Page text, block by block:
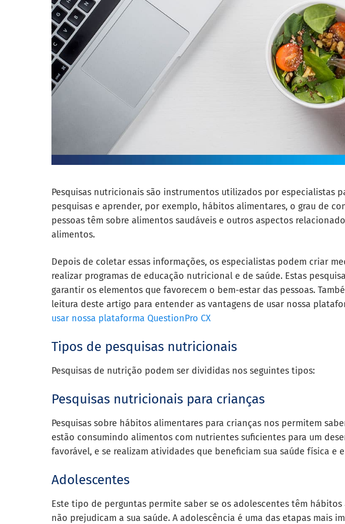
Pesquisas nutricionais são instrumentos utilizados por especialistas
pesquisas e aprender, por exemplo, hábitos alimentares, o grau de
pessoas têm sobre alimentos saudáveis e outros aspectos
alimentos.
Depois de coletar essas informações, os especialistas podem criar
realizar programas de educação nutricional e de saúde. Estas
garantir os elementos que favorecem o bem-estar das pessoas.
leitura deste artigo para entender as vantagens de usar nossa
usar nossa plataforma QuestionPro CX
Tipos de pesquisas nutricionais
Pesquisas de nutrição podem ser divididas nos seguintes tipos:
Pesquisas nutricionais para crianças
Pesquisas sobre hábitos alimentares para crianças nos permitem
estão consumindo alimentos com nutrientes suficientes para um
favorável, e se realizam atividades que beneficiam sua saúde física e
Adolescentes
Este tipo de perguntas permite saber se os adolescentes têm hábitos
não prejudicam a sua saúde. A adolescência é uma das etapas mais